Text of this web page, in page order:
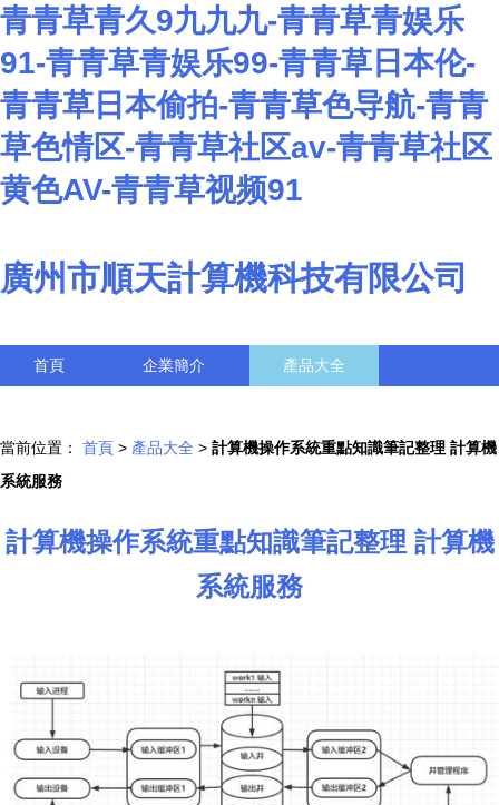
青青草青久9九九九-青青草青娱乐
91-青青草青娱乐99-青青草日本伦-
青青草日本偷拍-青青草色导航-青青
草色情区-青青草社区av-青青草社区
黄色AV-青青草视频91
廣州市順天計算機科技有限公司
首頁 企業簡介 產品大全
當前位置： 首頁 > 產品大全 > 計算機操作系統重點知識筆記整理 計算機
系統服務
計算機操作系統重點知識筆記整理 計算機
系統服務